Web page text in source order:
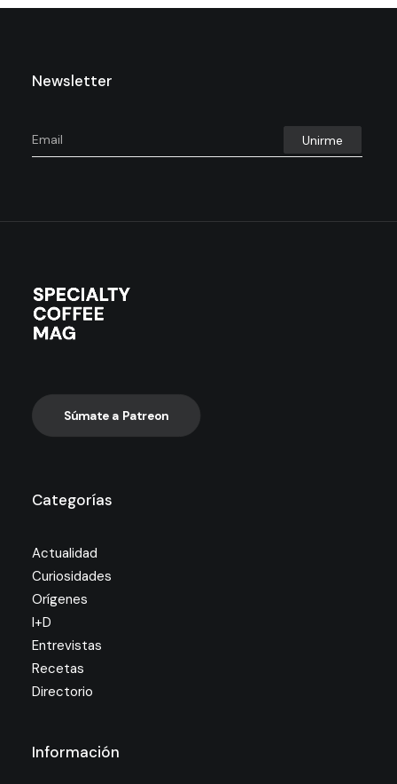
Newsletter
Súmate a Patreon
Categorías
Actualidad
Curiosidades
Orígenes
I+D
Entrevistas
Recetas
Directorio
Información